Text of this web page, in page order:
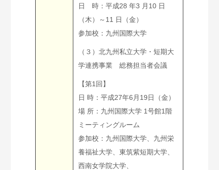
日 時：平成28 年3 月10 日
（木）～11 日（金）
参加校：九州国際大学
（３）北九州私立大学・短期大
学連携事業 総務担当者会議
【第1回】
日 時：平成27年6月19日（金）
場 所：九州国際大学 1号館1階
ミーティングルーム
参加校：九州国際大学、九州栄
養福祉大学、東筑紫短期大学、
西南女学院大学、